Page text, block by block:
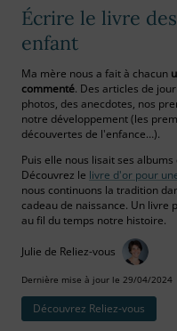
Écrire le livre
enfant
Ma mère nous a fait à chacun
commenté. Des articles de
photos, des anecdotes, nos
notre développement (les
découvertes de l'enfance…).
Puis elle nous lisait ses
Découvrez le livre d'or pour
nous continuons la tradition
cadeau de naissance. Un livre
au fil du temps notre histoire.
Julie de Reliez-vous
Dernière mise à jour le 29/04/2024
Découvrez Reliez‑vous